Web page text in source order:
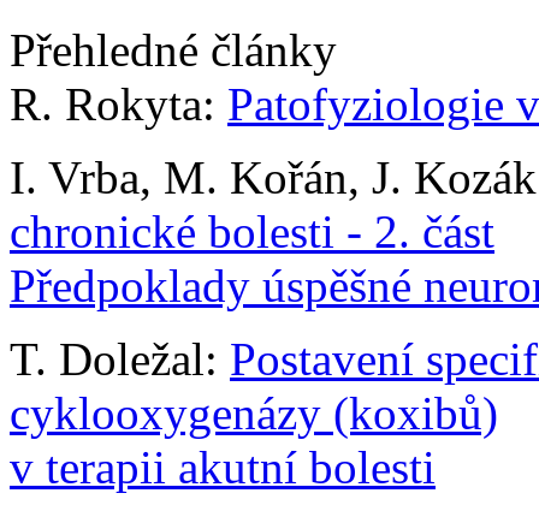
Přehledné články
R. Rokyta: Patofyziologie
I. Vrba, M. Kořán, J.
chronické bolesti - 2. část
Předpoklady úspěšné
T. Doležal: Postavení
cyklooxygenázy (koxibů)
v terapii akutní bolesti